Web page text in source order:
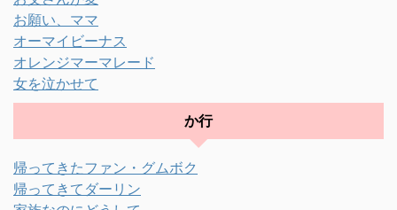
お願い、ママ
オーマイビーナス
オレンジマーマレード
女を泣かせて
か行
帰ってきたファン・グムボク
帰ってきてダーリン